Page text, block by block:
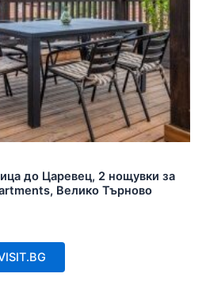
до Царевец, 2 нощувки за
Велико Търново